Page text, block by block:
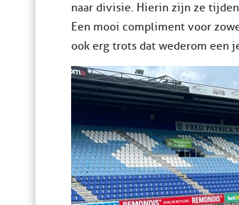
naar divisie. Hierin zijn ze
Een mooi compliment voor
ook erg trots dat wederom een